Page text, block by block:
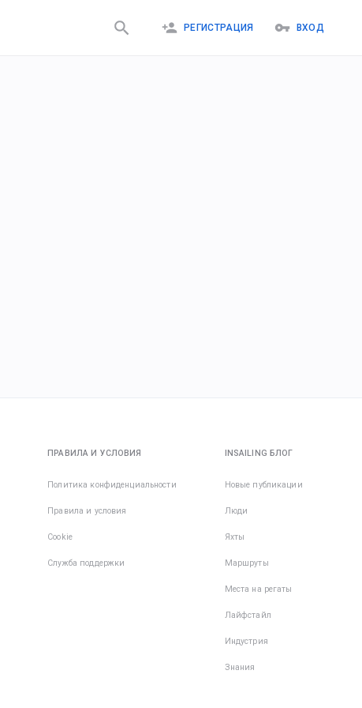
РЕГИСТРАЦИЯ ВХОД
ПРАВИЛА И УСЛОВИЯ
Политика конфиденциальности
Правила и условия
Cookie
Служба поддержки
INSAILING БЛОГ
Новые публикации
Люди
Яхты
Маршруты
Места на регаты
Лайфстайл
Индустрия
Знания